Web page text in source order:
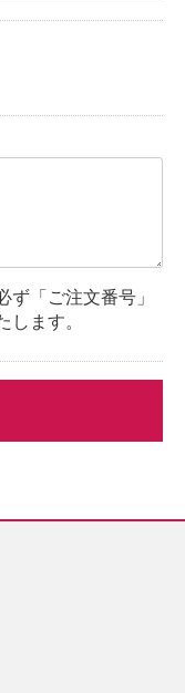
ず「ご注文番号」
します。